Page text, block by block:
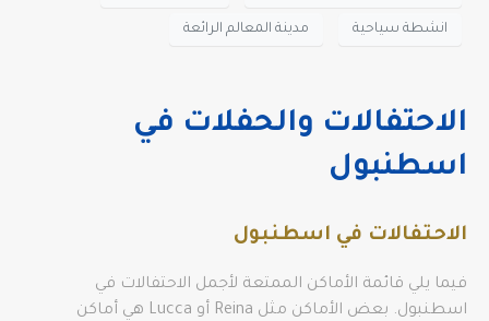
انشطة سياحية مدينة المعالم الرائعة
الاحتفالات والحفلات في
اسطنبول
الاحتفالات في اسطنبول
فيما يلي قائمة الأماكن الممتعة لأجمل الاحتفالات في
اسطنبول. بعض الأماكن مثل Reina أو Lucca هي أماكن